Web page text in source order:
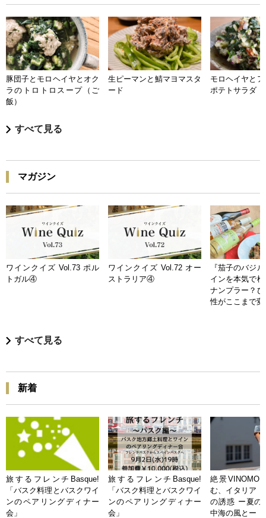
豚団子とモロヘイヤとオク
ラのトロトロスープ（ご
飯）
生ピーマンと鯖マヨマスタ
ード
モロヘイヤと
ポテトサラダ
すべて見る
マガジン
ワインクイズ Vol.73 ポル
トガル④
ワインクイズ Vol.72 オー
ストラリア④
『茄子のバジ
インを本気で
ナンプラー？
性がここまで
すべて見る
新着
旅するフレンチBasque!
「バスク料理とバスクワイ
ンのペアリングディナー
会」
旅するフレンチBasque!
「バスク料理とバスクワイ
ンのペアリングディナー
会」
絶景
む、イタリア
の誘惑 ー夏の
中海の風とー